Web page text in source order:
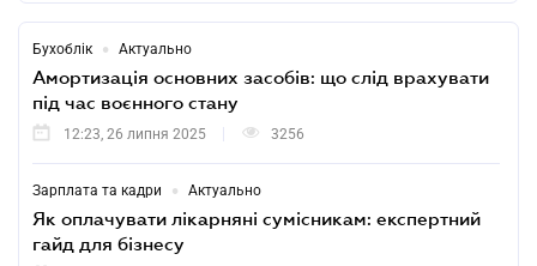
Бухоблік • Актуально
Амортизація основних засобів: що слід врахувати
під час воєнного стану
12:23, 26 липня 2025 3256
Зарплата та кадри • Актуально
Як оплачувати лікарняні сумісникам: експертний
гайд для бізнесу